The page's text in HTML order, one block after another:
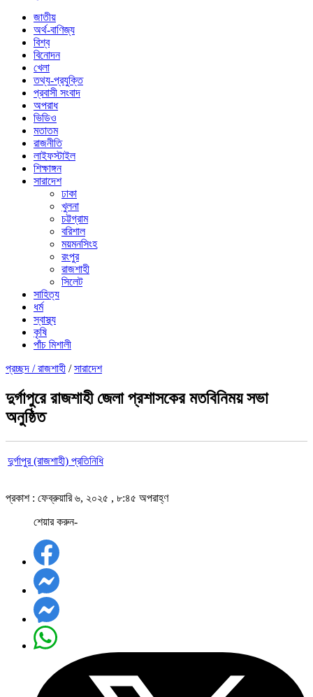
জাতীয়
অর্থ-বাণিজ্য
বিশ্ব
বিনোদন
খেলা
তথ্য-প্রযুক্তি
প্রবাসী সংবাদ
অপরাধ
ভিডিও
মতাতম
রাজনীতি
লাইফস্টাইল
শিক্ষাঙ্গন
সারাদেশ
ঢাকা
খুলনা
চট্টগ্রাম
বরিশাল
ময়মনসিংহ
রংপুর
রাজশাহী
সিলেট
সাহিত্য
ধর্ম
স্বাস্থ্য
কৃষি
পাঁচ মিশালী
প্রচ্ছদ /রাজশাহী /সারাদেশ
দুর্গাপুরে রাজশাহী জেলা প্রশাসকের মতবিনিময় সভা
অনুষ্ঠিত
দুর্গাপুর (রাজশাহী) প্রতিনিধি
প্রকাশ : ফেব্রুয়ারি ৬, ২০২৫ , ৮:৪৫ অপরাহ্ণ
শেয়ার করুন-